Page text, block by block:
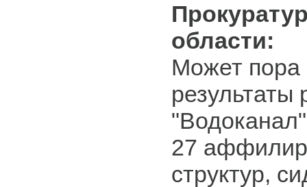
области:
Может пора
27
структур,